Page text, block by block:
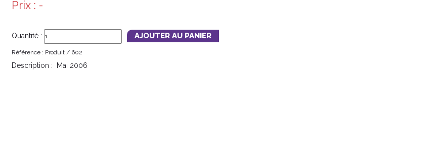
Prix : -
Quantité :
Référence : Produit / 602
Description : Mai 2006